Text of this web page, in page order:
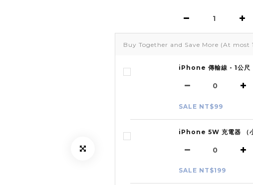
Buy Together and Save More (At most
iPhone 傳輸線 - 1公尺
SALE NT$99
iPhone 5W 充電器 （小
SALE NT$199